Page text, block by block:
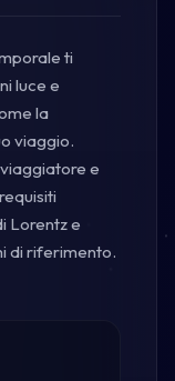
ti
luce e
la
viaggio.
e
Lorentz e
di riferimento.